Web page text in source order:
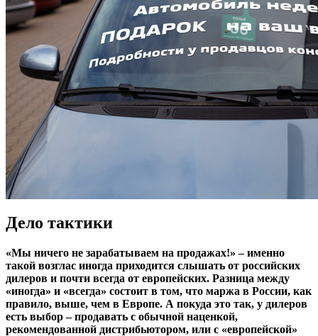
Дело тактики
«Мы ничего не зарабатываем на продажах!» – именно
такой возглас иногда приходится слышать от российских
дилеров и почти всегда от европейских. Разница между
«иногда» и «всегда» состоит в том, что маржа в России, как
правило, выше, чем в Европе. А покуда это так, у дилеров
есть выбор – продавать с обычной наценкой,
рекомендованной дистрибьютором, или с «европейской»